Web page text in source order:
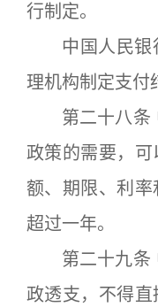
行制定。
中国人民银
理机构制定支付
第二十八条
政策的需要，
额、期限、利
超过一年。
第二十九条
政透支，不得